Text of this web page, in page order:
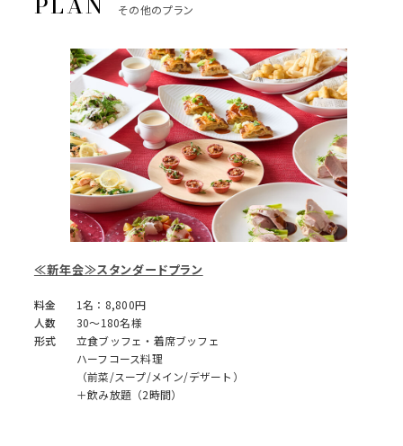
その他のプラン
≪新年会≫スタンダードプラン
料金
1名：8,800円
人数
30～180名様
形式
立食ブッフェ・着席ブッフェ
ハーフコース料理
（前菜/スープ/メイン/デザート）
＋飲み放題（2時間）